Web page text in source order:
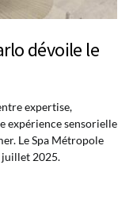
dévoile le
expertise,
expérience sensorielle
Le Spa Métropole
juillet 2025.